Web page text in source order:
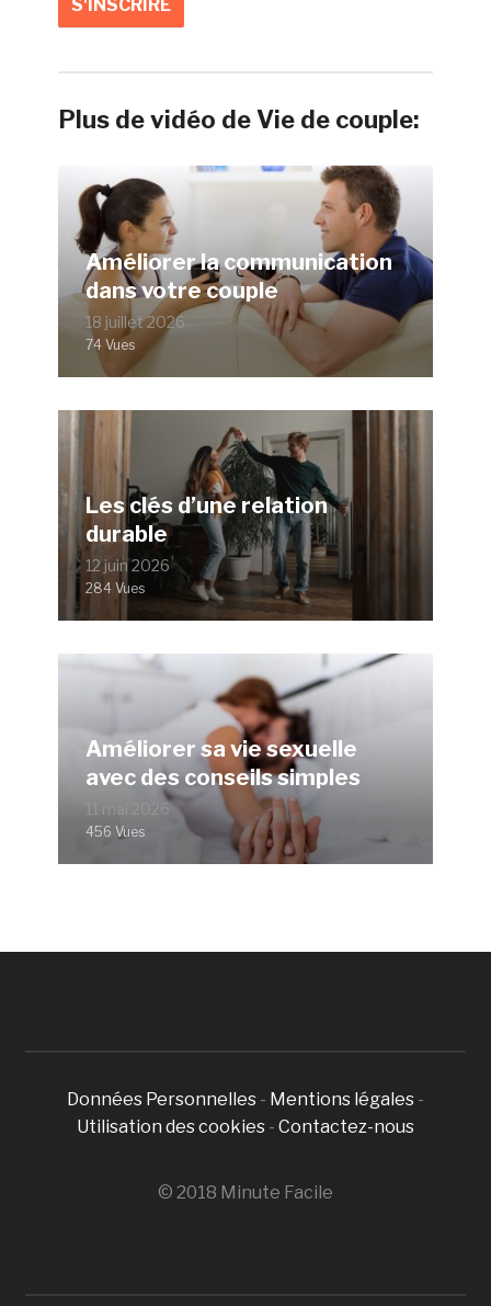
Plus de vidéo de Vie de couple:
Améliorer la communication
dans votre couple
18 juillet 2026
74 Vues
Les clés d’une relation
durable
12 juin 2026
284 Vues
Améliorer sa vie sexuelle
avec des conseils simples
11 mai 2026
456 Vues
Données Personnelles - Mentions légales -
Utilisation des cookies - Contactez-nous
© 2018 Minute Facile